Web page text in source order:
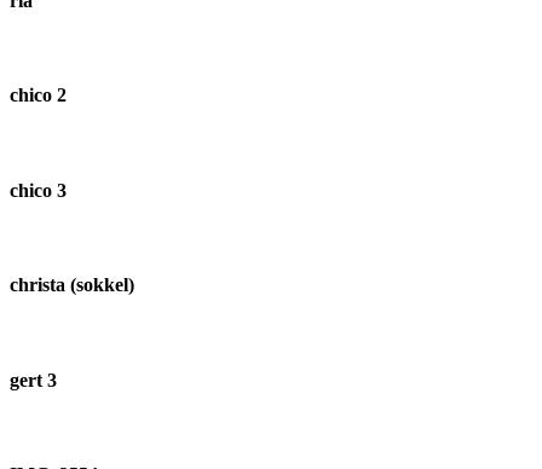
chico 2
chico 3
christa (sokkel)
gert 3